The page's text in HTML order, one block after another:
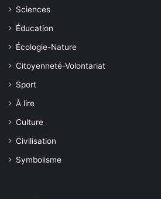
Sciences
Éducation
Écologie-Nature
Citoyenneté-Volontariat
Sport
À lire
Culture
Civilisation
Symbolisme